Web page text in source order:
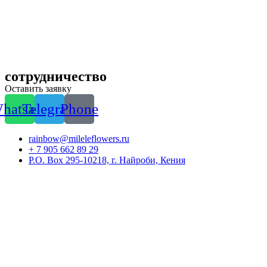
сотрудничество
Оставить заявку
TelegramPhone
rainbow@mileleflowers.ru
+ 7 905 662 89 29
P.O. Box 295-10218, г. Найроби, Кения